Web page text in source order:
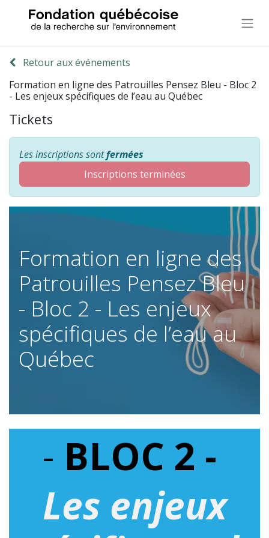
Retour aux événements
Formation en ligne des Patrouilles Pensez Bleu - Bloc 2
- Les enjeux spécifiques de l’eau au Québec​
Tickets
Les inscriptions sontfermées
Inscriptions terminées
Formation en ligne des
Patrouilles Pensez Bleu
- Bloc 2 - Les enjeux
spécifiques de l’eau au
Québec​
- BLOC 2 -
Les enjeux